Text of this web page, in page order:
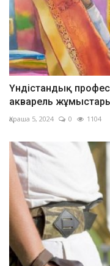
Үндістандық
акварель
Қараша 5, 2024 0 1104